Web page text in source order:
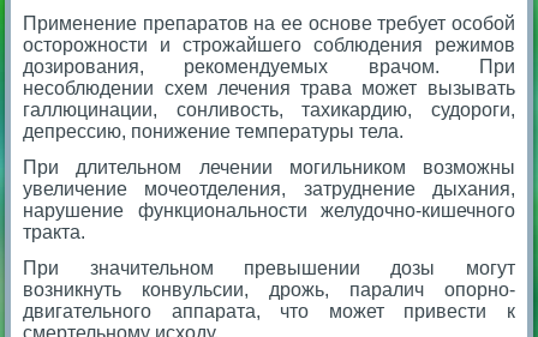
Применение препаратов на ее основе требует особой
осторожности и строжайшего соблюдения режимов
дозирования, рекомендуемых врачом. При
несоблюдении схем лечения трава может вызывать
галлюцинации, сонливость, тахикардию, судороги,
депрессию, понижение температуры тела.
При длительном лечении могильником возможны
увеличение мочеотделения, затруднение дыхания,
нарушение функциональности желудочно-кишечного
тракта.
При значительном превышении дозы могут
возникнуть конвульсии, дрожь, паралич опорно-
двигательного аппарата, что может привести к